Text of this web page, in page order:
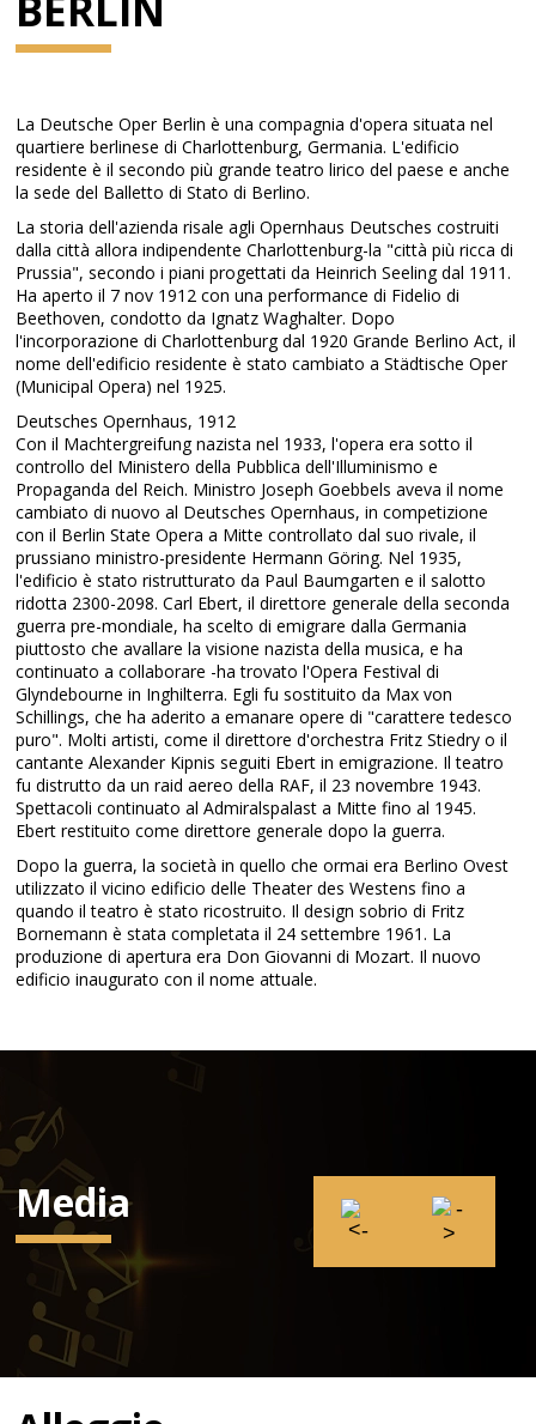
La Deutsche Oper Berlin è una compagnia d'opera situata nel
quartiere berlinese di Charlottenburg, Germania. L'edificio
residente è il secondo più grande teatro lirico del paese e anche
la sede del Balletto di Stato di Berlino.
La storia dell'azienda risale agli Opernhaus Deutsches costruiti
dalla città allora indipendente Charlottenburg-la "città più ricca di
Prussia", secondo i piani progettati da Heinrich Seeling dal 1911.
Ha aperto il 7 nov 1912 con una performance di Fidelio di
Beethoven, condotto da Ignatz Waghalter. Dopo
l'incorporazione di Charlottenburg dal 1920 Grande Berlino Act, il
nome dell'edificio residente è stato cambiato a Städtische Oper
(Municipal Opera) nel 1925.
Deutsches Opernhaus, 1912
Con il Machtergreifung nazista nel 1933, l'opera era sotto il
controllo del Ministero della Pubblica dell'Illuminismo e
Propaganda del Reich. Ministro Joseph Goebbels aveva il nome
cambiato di nuovo al Deutsches Opernhaus, in competizione
con il Berlin State Opera a Mitte controllato dal suo rivale, il
prussiano ministro-presidente Hermann Göring. Nel 1935,
l'edificio è stato ristrutturato da Paul Baumgarten e il salotto
ridotta 2300-2098. Carl Ebert, il direttore generale della seconda
guerra pre-mondiale, ha scelto di emigrare dalla Germania
piuttosto che avallare la visione nazista della musica, e ha
continuato a collaborare -ha trovato l'Opera Festival di
Glyndebourne in Inghilterra. Egli fu sostituito da Max von
Schillings, che ha aderito a emanare opere di "carattere tedesco
puro". Molti artisti, come il direttore d'orchestra Fritz Stiedry o il
cantante Alexander Kipnis seguiti Ebert in emigrazione. Il teatro
fu distrutto da un raid aereo della RAF, il 23 novembre 1943.
Spettacoli continuato al Admiralspalast a Mitte fino al 1945.
Ebert restituito come direttore generale dopo la guerra.
Dopo la guerra, la società in quello che ormai era Berlino Ovest
utilizzato il vicino edificio delle Theater des Westens fino a
quando il teatro è stato ricostruito. Il design sobrio di Fritz
Bornemann è stata completata il 24 settembre 1961. La
produzione di apertura era Don Giovanni di Mozart. Il nuovo
edificio inaugurato con il nome attuale.
Media